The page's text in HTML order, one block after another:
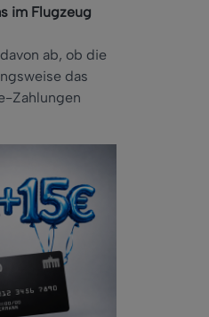
im Flugzeug
ab, ob die
das
Zahlungen